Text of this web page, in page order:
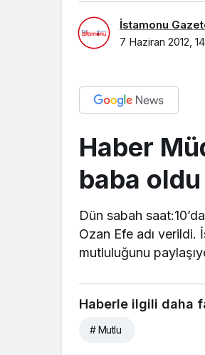
İstamonu
7 Haziran 2012,
Haber
baba oldu
Dün sabah
Ozan Efe adı
mutluluğunu
Haberle ilgili daha
# Mutlu